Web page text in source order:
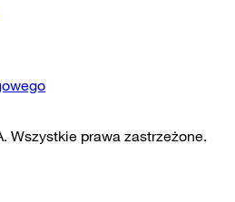
Wszystkie prawa zastrzeżone.